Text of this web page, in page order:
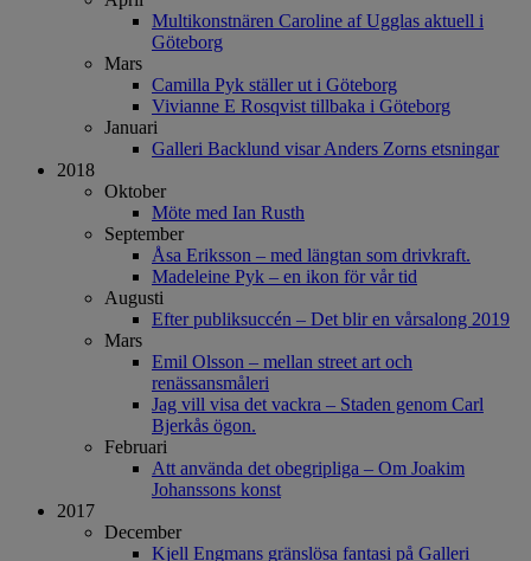
Multikonstnären Caroline af Ugglas aktuell i
Göteborg
Mars
Camilla Pyk ställer ut i Göteborg
Vivianne E Rosqvist tillbaka i Göteborg
Januari
Galleri Backlund visar Anders Zorns etsningar
2018
Oktober
Möte med Ian Rusth
September
Åsa Eriksson – med längtan som drivkraft.
Madeleine Pyk – en ikon för vår tid
Augusti
Efter publiksuccén – Det blir en vårsalong 2019
Mars
Emil Olsson – mellan street art och
renässansmåleri
Jag vill visa det vackra – Staden genom Carl
Bjerkås ögon.
Februari
Att använda det obegripliga – Om Joakim
Johanssons konst
2017
December
Kjell Engmans gränslösa fantasi på Galleri